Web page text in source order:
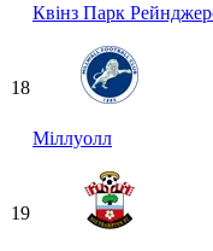
Квінз Парк
18
Міллуолл
19